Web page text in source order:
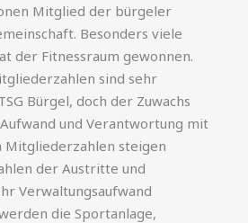
Mitglied der bürgeler
Besonders viele
der Fitnessraum gewonnen.
sind sehr
Bürgel, doch der Zuwachs
und Verantwortung mit
Mitgliederzahlen steigen
der Austritte und
Verwaltungsaufwand
die Sportanlage,